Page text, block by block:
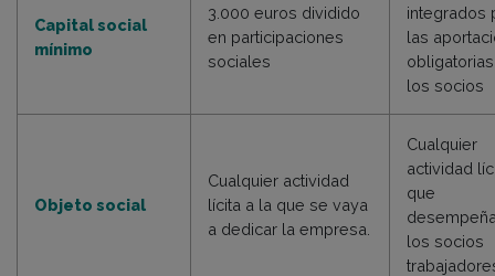
Capital social
mínimo
3.000 euros dividido
en participaciones
sociales
integrados
las
los socios
Objeto social
Cualquier actividad
lícita a la que se vaya
a dedicar la empresa.
Cualquier
actividad
que
los socios